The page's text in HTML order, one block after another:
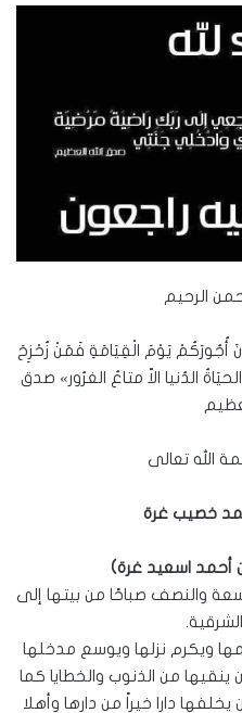
الرحيم
أُجُورَكُمْ يَوْمَ الْقِيَامَةِ فَمَنْ زُحْزِحَ
الدُنيا الاّ متاعُ الغرُور» صدق
الله تعالى
خصيب غرة
أحمد اسعيد غرة)
والنصف صباحًا من بيتها إلى
ويكرم نزلها ويوسع مدخلها
ينقيها من الذنوب والخطايا كما
دارا خيراً من دارها وأهلا